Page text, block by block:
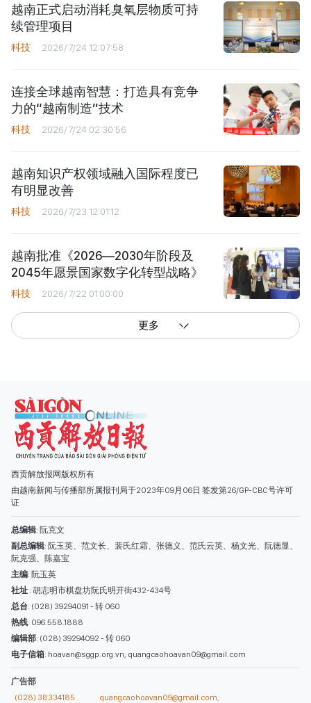
越南正式启动消耗臭氧层物质可持
续管理项目
科技 2026/7/24 12:07:58
连接全球越南智慧：打造具有竞争
力的“越南制造”技术
科技 2026/7/24 02:30:56
越南知识产权领域融入国际程度已
有明显改善
科技 2026/7/23 12:01:12
越南批准《2026—2030年阶段及
2045年愿景国家数字化转型战略》
科技 2026/7/22 01:00:00
更多
西贡解放报网版权所有
由越南新闻与传播部所属报刊局于2023年09月06日 签发第26/GP-CBC号许可
证
总编辑
副总编辑: 阮玉英、范文长、裴氏红霜、张德义、范氏云英、杨文光、阮德显、